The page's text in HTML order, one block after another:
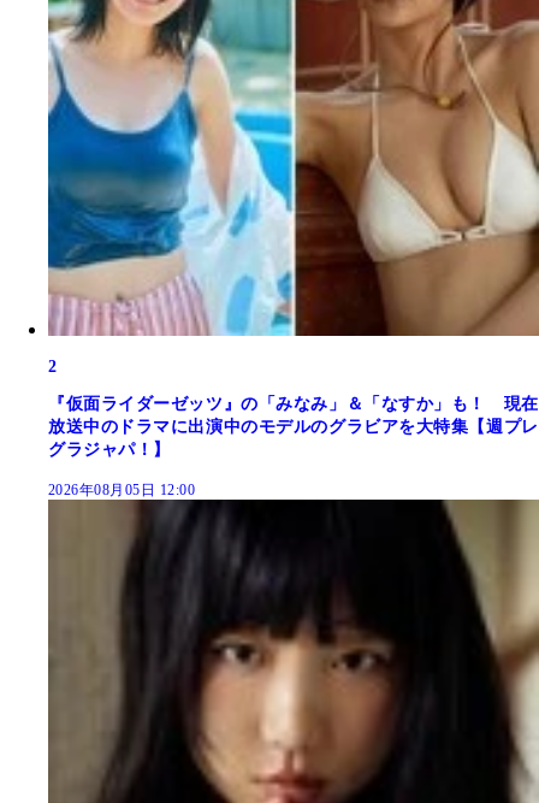
2
『仮面ライダーゼッツ』の「みなみ」＆「なすか」も！ 現在
放送中のドラマに出演中のモデルのグラビアを大特集【週プレ
グラジャパ！】
2026年08月05日 12:00